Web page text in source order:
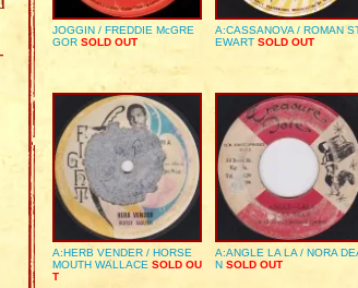
JOGGIN / FREDDIE McGRE
GOR SOLD OUT
A:CASSANOVA / ROMAN
EWART SOLD OUT
A:HERB VENDER / HORSE
MOUTH WALLACE SOLD OU
T
A:ANGLE LA LA / NORA
N SOLD OUT